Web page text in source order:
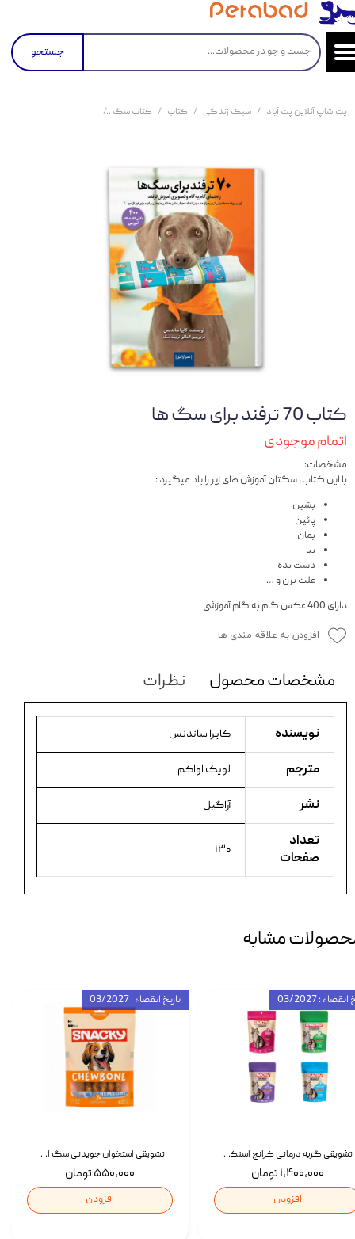
جستجو
پت شاپ آنلاین پت آباد سبک زندگی کتاب کتاب سگ
کتاب 70 ترفند برای سگ ها
اتمام موجودی
مشخصات:
با این کتاب، سگتان آموزش های زیر را یاد میگیرد :
بشین
پائین
بمان
بیا
دست بده
غلت بزن و …
دارای 400 عکس گام به گام آموزشی
افزودن به علاقه مندی ها
مشخصات محصول نظرات
نویسنده کایرا ساندنس
مترجم لویک اواکم
نشر آراگیل
تعداد
صفحات
۱۳۰
مشابه
تشویقی استخوان جویدنی سگ اسنکی کرانچی با طعم مرغ Snacky Crunchy Munchy وزن 100 گرم
۵۵۰,۰۰۰ تومان
افزودن
تاریخ انقضاء : 03/2027
تشویقی گربه درمانی کرانچ اسنکی با طعم میکس Snacky Crunch Cat Treats وزن 60 گرم بسته 4 عددی
۱,۴۰۰,۰۰۰ تومان
افزودن
: 03/2027